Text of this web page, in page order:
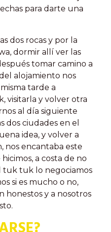
para darte una
dos rocas y por la
dormir allí ver las
tomar camino a
alojamiento nos
tarde a
visitarla y volver otra
al día siguiente
dos ciudades en el
idea, y volver a
nos encantaba este
a costa de no
tuk tuk lo negociamos
si es mucho o no,
honestos y a nosotros